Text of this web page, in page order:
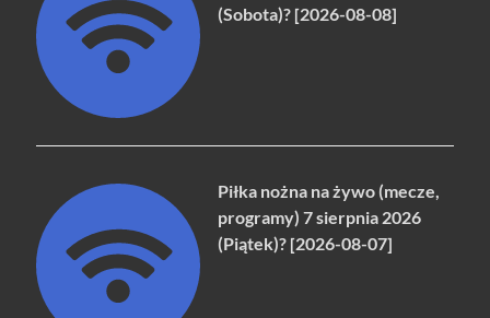
(Sobota)? [2026-08-08]
Piłka nożna na żywo (mecze,
programy) 7 sierpnia 2026
(Piątek)? [2026-08-07]